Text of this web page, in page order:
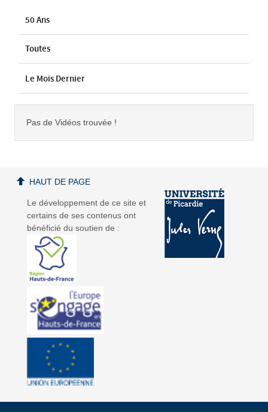
50 Ans
Toutes
Le Mois Dernier
Pas de Vidéos trouvée !
Le développement de ce site et
certains de ses contenus ont
bénéficié du soutien de :
HAUT DE PAGE